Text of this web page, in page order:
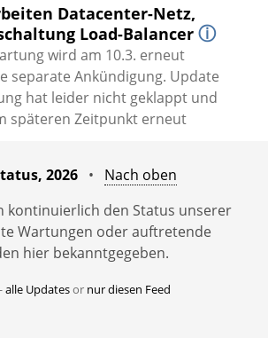
Datacenter-Netz,
Load-Balancer ⓘ
wird am 10.3. erneut
separate Ankündigung. Update
hat leider nicht geklappt und
späteren Zeitpunkt erneut
Störung
53m
Störung
2026 • Nach oben
kontinuierlich den Status unserer
Wartungen oder auftretende
hier bekanntgegeben.
alle Updatesor nur diesen Feed